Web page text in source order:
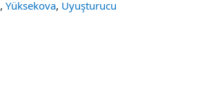
, Yüksekova, Uyuşturucu